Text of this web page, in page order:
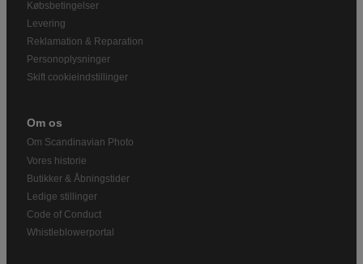
Købsbetingelser
Levering
Reklamation & Reparation
Personoplysninger
Skift cookieindstillinger
Om os
Om Scandinavian Photo
Vores historie
Butikker & Åbningstider
Ledige stillinger
Code of Conduct
Whistleblowerportal